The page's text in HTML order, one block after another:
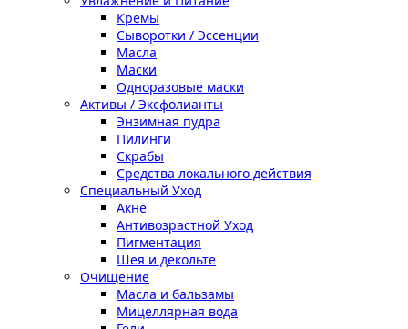
Кремы
Сыворотки / Эссенции
Масла
Маски
Одноразовые маски
Активы / Эксфолианты
Энзимная пудра
Пилинги
Скрабы
Средства локального действия
Специальный Уход
Акне
Антивозрастной Уход
Пигментация
Шея и декольте
Очищение
Масла и бальзамы
Мицеллярная вода